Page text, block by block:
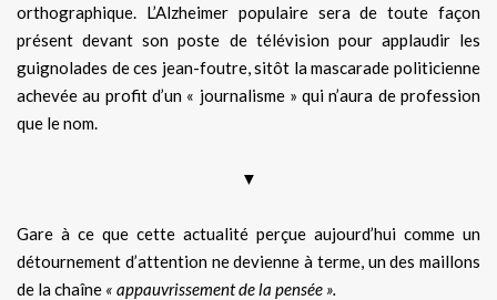
orthographique. L’Alzheimer populaire sera de toute façon
présent devant son poste de télévision pour applaudir les
guignolades de ces jean-foutre, sitôt la mascarade politicienne
achevée au profit d’un « journalisme » qui n’aura de profession
que le nom.
▼
Gare à ce que cette actualité perçue aujourd’hui comme un
détournement d’attention ne devienne à terme, un des maillons
de la chaîne « appauvrissement de la pensée ».